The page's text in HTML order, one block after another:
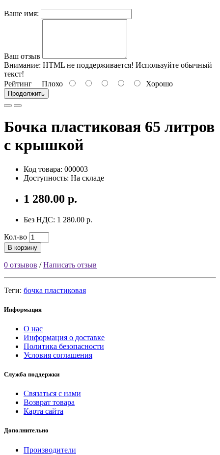
Ваше имя:
Ваш отзыв
Внимание: HTML не поддерживается! Используйте обычный
текст!
Рейтинг Плохо Хорошо
Продолжить
Бочка пластиковая 65 литров
с крышкой
Код товара: 000003
Доступность: На складе
1 280.00 р.
Без НДС: 1 280.00 р.
Кол-во
В корзину
0 отзывов /Написать отзыв
Теги: бочка пластиковая
Информация
О нас
Информация о доставке
Политика безопасности
Условия соглашения
Служба поддержки
Связаться с нами
Возврат товара
Карта сайта
Дополнительно
Производители